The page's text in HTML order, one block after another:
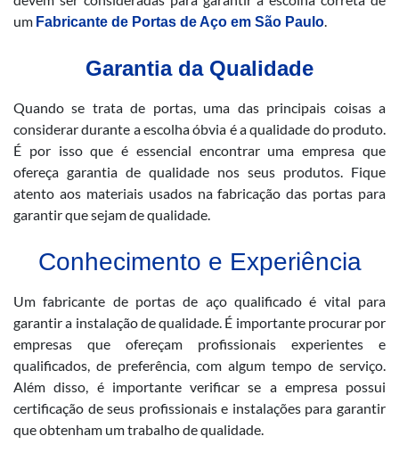
um Fabricante de Portas de Aço em São Paulo.
Garantia da Qualidade
Quando se trata de portas, uma das principais coisas a
considerar durante a escolha óbvia é a qualidade do produto.
É por isso que é essencial encontrar uma empresa que
ofereça garantia de qualidade nos seus produtos. Fique
atento aos materiais usados na fabricação das portas para
garantir que sejam de qualidade.
Conhecimento e Experiência
Um fabricante de portas de aço qualificado é vital para
garantir a instalação de qualidade. É importante procurar por
empresas que ofereçam profissionais experientes e
qualificados, de preferência, com algum tempo de serviço.
Além disso, é importante verificar se a empresa possui
certificação de seus profissionais e instalações para garantir
que obtenham um trabalho de qualidade.